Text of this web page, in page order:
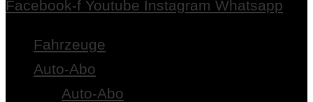
Facebook-f Youtube Instagram Whatsapp
Fahrzeuge
Auto-Abo
Auto-Abo